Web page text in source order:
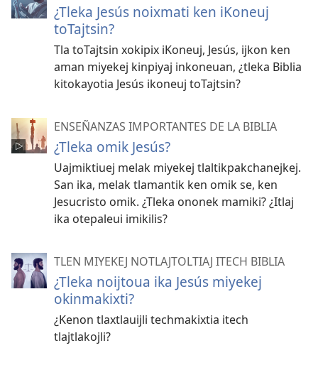
¿Tleka Jesús noixmati ken iKoneuj
toTajtsin?
Tla toTajtsin xokipix iKoneuj, Jesús, ijkon ken
aman miyekej kinpiyaj inkoneuan, ¿tleka Biblia
kitokayotia Jesús ikoneuj toTajtsin?
ENSEÑANZAS IMPORTANTES DE LA BIBLIA
¿Tleka omik Jesús?
Uajmiktiuej melak miyekej tlaltikpakchanejkej.
San ika, melak tlamantik ken omik se, ken
Jesucristo omik. ¿Tleka ononek mamiki? ¿Itlaj
ika otepaleui imikilis?
TLEN MIYEKEJ NOTLAJTOLTIAJ ITECH BIBLIA
¿Tleka noijtoua ika Jesús miyekej
okinmakixti?
¿Kenon tlaxtlauijli techmakixtia itech
tlajtlakojli?